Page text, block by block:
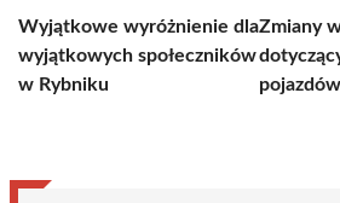
Wyjątkowe wyróżnienie dla
wyjątkowych społeczników
w Rybniku
Zmiany